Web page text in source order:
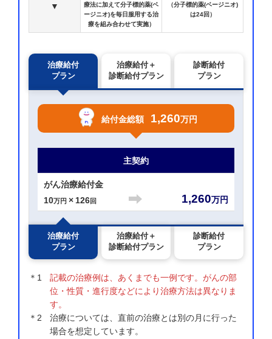
▼
療法に加えて分子標的薬(ベ
ージニオ)を毎日服用する治
療を組み合わせて実施）
（分子標的薬(ベージニオ)
は24回）
治療給付
プラン
治療給付＋
診断給付プラン
診断給付
プラン
給付金総額 1,260万円
主契約
がん治療給付金
10万円 × 126回 1,260万円
治療給付
プラン
治療給付＋
診断給付プラン
診断給付
プラン
＊1
記載の治療例は、あくまでも一例です。がんの部
位・性質・進行度などにより治療方法は異なりま
す。
＊2
治療については、直前の治療とは別の月に行った
場合を想定しています。